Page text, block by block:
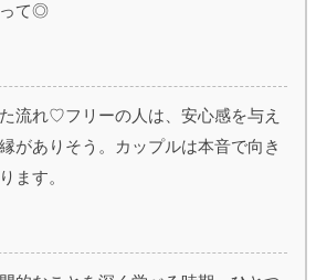
って◎
流れ♡フリーの人は、安心感を与え
がありそう。カップルは本音で向き
ます。